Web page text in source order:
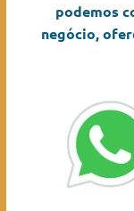
podemos
negócio,